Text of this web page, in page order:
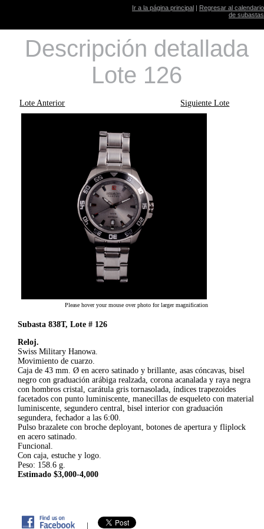
Ir a la página principal | Regresar al calendario
de subastas
Descripción detallada
Lote 126
Lote Anterior Siguiente Lote
Please hover your mouse over photo for larger magnification
Subasta 838T, Lote # 126
Reloj.
Swiss Military Hanowa.
Movimiento de cuarzo.
Caja de 43 mm. Ø en acero satinado y brillante, asas cóncavas, bisel
negro con graduación arábiga realzada, corona acanalada y raya negra
con hombros cristal, carátula gris tornasolada, índices trapezoides
facetados con punto luminiscente, manecillas de esqueleto con material
luminiscente, segundero central, bisel interior con graduación
segundera, fechador a las 6:00.
Pulso brazalete con broche deployant, botones de apertura y fliplock
en acero satinado.
Funcional.
Con caja, estuche y logo.
Peso: 158.6 g.
Estimado $3,000-4,000
|